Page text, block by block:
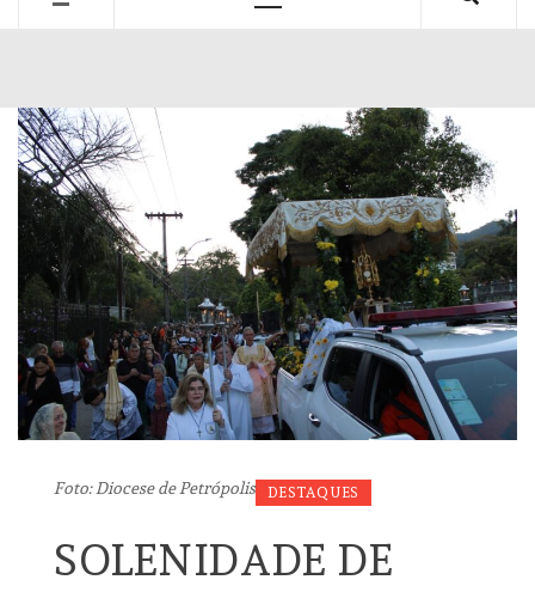
Foto: Diocese de Petrópolis DESTAQUES
SOLENIDADE DE